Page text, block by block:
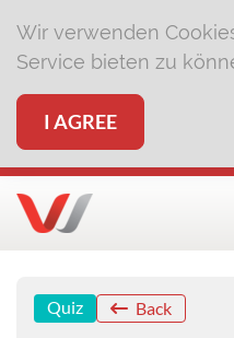
Wir verwenden
Service bieten zu
I AGREE
Quiz Back